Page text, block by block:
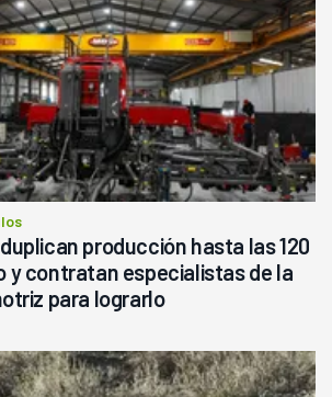
producción hasta las 120
y contratan especialistas de la
para lograrlo